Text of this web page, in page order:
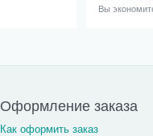
Вы
Оформление заказа
Как оформить заказ